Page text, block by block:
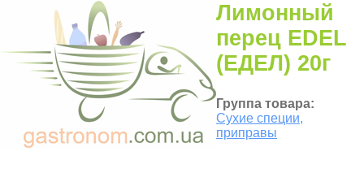
Лимонный
перец EDEL
(ЕДЕЛ) 20г
Группа товара:
Сухие специи,
приправы